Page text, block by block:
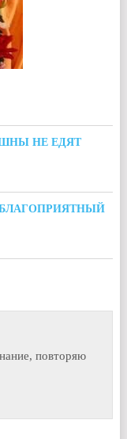
НЕ ЕДЯТ
повторяю